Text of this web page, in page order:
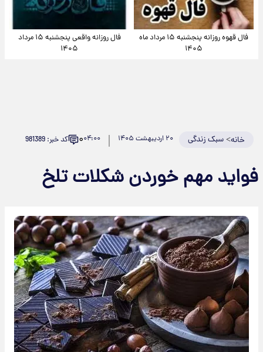
فال قهوه روزانه پنجشنبه ۱۵ مرداد ماه
۱۴۰۵
فال روزانه واقعی پنجشنبه ۱۵ مرداد
۱۴۰۵
خانه>سبک زندگی ۲۰ اردیبهشت ۱۴۰۵ ۰۴:۰۰۰ کد خبر: 981389
فواید مهم خوردن شکلات تلخ